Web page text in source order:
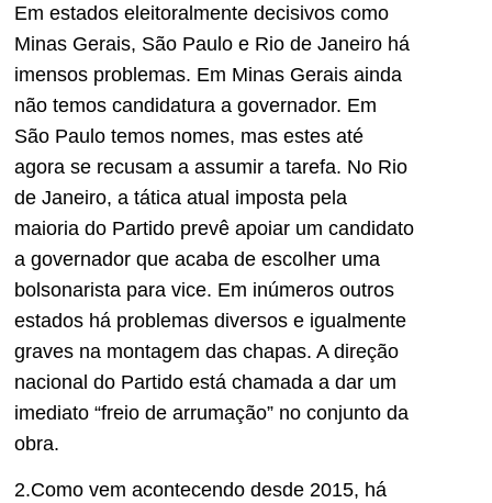
Em estados eleitoralmente decisivos como
Minas Gerais, São Paulo e Rio de Janeiro há
imensos problemas. Em Minas Gerais ainda
não temos candidatura a governador. Em
São Paulo temos nomes, mas estes até
agora se recusam a assumir a tarefa. No Rio
de Janeiro, a tática atual imposta pela
maioria do Partido prevê apoiar um candidato
a governador que acaba de escolher uma
bolsonarista para vice. Em inúmeros outros
estados há problemas diversos e igualmente
graves na montagem das chapas. A direção
nacional do Partido está chamada a dar um
imediato “freio de arrumação” no conjunto da
obra.
2.Como vem acontecendo desde 2015, há